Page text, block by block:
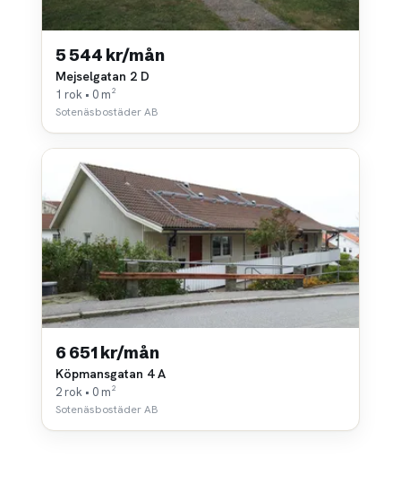
5 544 kr/mån
Mejselgatan 2 D
1 rok • 0 m²
Sotenäsbostäder AB
6 651 kr/mån
Köpmansgatan 4 A
2 rok • 0 m²
Sotenäsbostäder AB